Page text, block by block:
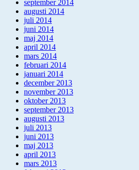
september 2014
augusti 2014
juli 2014
juni 2014
maj 2014
april 2014
mars 2014
februari 2014
januari 2014
december 2013
november 2013
oktober 2013
september 2013
augusti 2013
juli 2013
juni 2013
maj 2013
april 2013
mars 2013